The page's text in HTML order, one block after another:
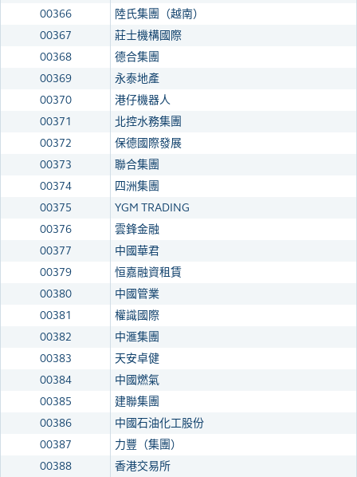
00366
陸氏集團（越南）
00367
莊士機構國際
00368
德合集團
00369
永泰地產
00370
港仔機器人
00371
北控水務集團
00372
保德國際發展
00373
聯合集團
00374
四洲集團
00375
YGM TRADING
00376
雲鋒金融
00377
中國華君
00379
恒嘉融資租賃
00380
中國管業
00381
權識國際
00382
中滙集團
00383
天安卓健
00384
中國燃氣
00385
建聯集團
00386
中國石油化工股份
00387
力豐（集團）
00388
香港交易所